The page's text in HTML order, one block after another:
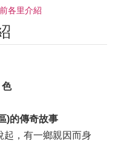
各里介紹
色
)的傳奇故事
，有一鄉親因而身